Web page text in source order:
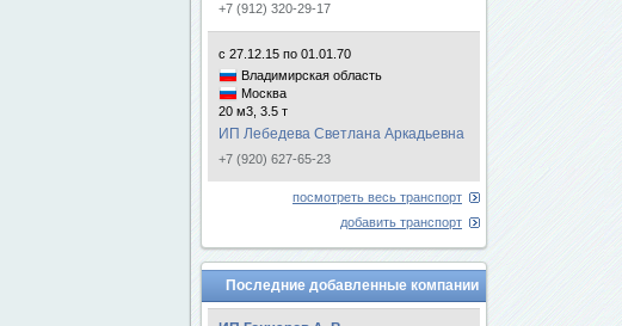
+7 (912) 320-29-17
с 27.12.15 по 01.01.70
Владимирская область
Москва
20 м3, 3.5 т
ИП Лебедева Светлана Аркадьевна
+7 (920) 627-65-23
посмотреть весь транспорт
добавить транспорт
Последние добавленные компании